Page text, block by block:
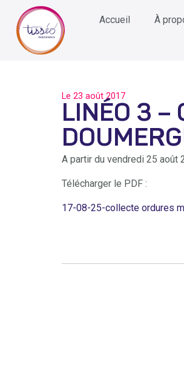
Accueil À
Le 23 août 2017
LINÉO 3 –
A partir du vendredi 25
Télécharger le PDF :
17-08-25-collecte ordures